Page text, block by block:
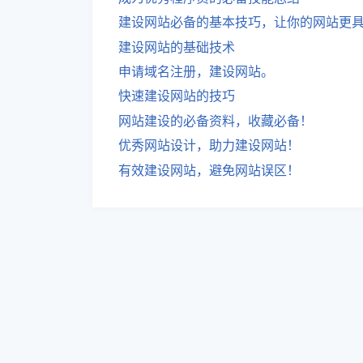
建设网站必备的基本技巧，让你的网站更具
建设网站的基础技术
申请域名注册，建设网站。
快速建设网站的技巧
网站建设的必备资料，收藏必备！
优秀网站设计，助力建设网站！
有效建设网站，避免网站误区！